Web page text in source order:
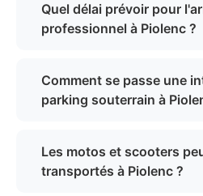
Quel délai prévoir pour
professionnel à Piolenc ?
Comment se passe une
parking souterrain à
Les motos et scooters
transportés à Piolenc ?